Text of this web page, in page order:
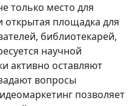
только место для
площадка для
библиотекарей,
научной
активно оставляют
вопросы
позволяет